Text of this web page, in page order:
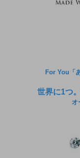
For You「
世界に1つ
オ